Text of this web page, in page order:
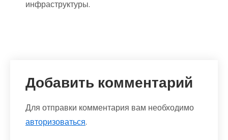
инфраструктуры.
Добавить комментарий
Для отправки комментария вам необходимо
авторизоваться.